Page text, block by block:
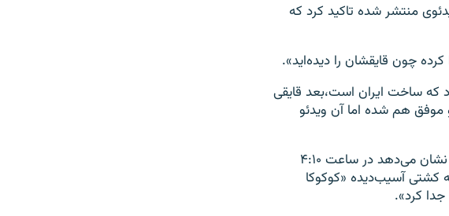
منتشر شده تاکید کرد که
چون قایقشان را دیده‌اید».
ساخت ایران است،بعد قایقی
موفق هم شده اما آن ویدئو
را منتشر کرد که ظاهرا نشان می‌دهد در ساعت ۴:۱۰
کشتی آسیب‌دیده «کوکو‌کا
کرد».